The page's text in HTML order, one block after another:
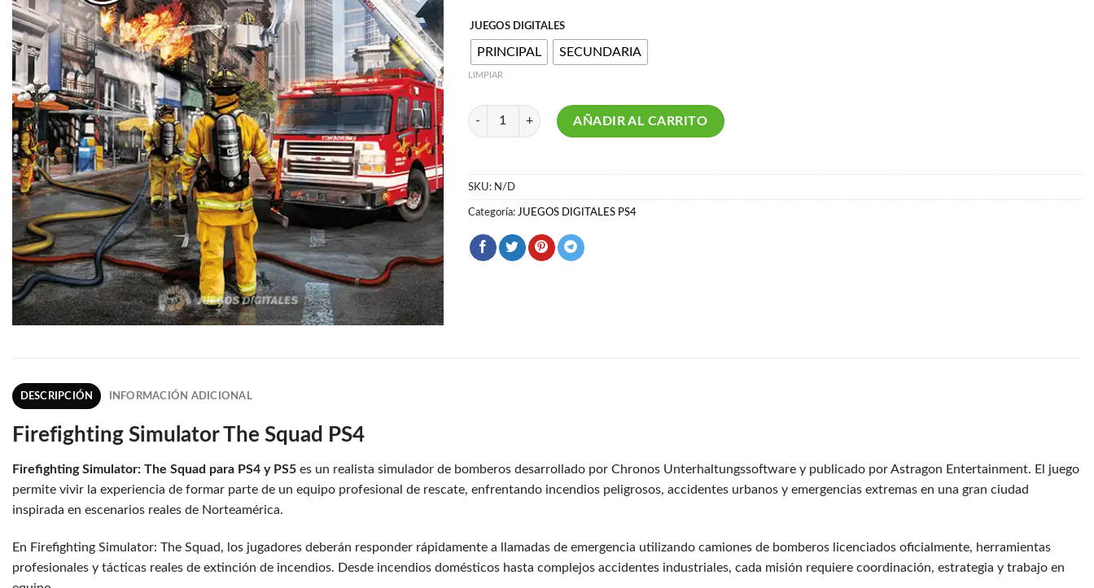
JUEGOS DIGITALES
PRINCIPAL SECUNDARIA
LIMPIAR
Firefighting Simulator The Squad PS4 cantidad
AÑADIR AL CARRITO
SKU: N/D
Categoría: JUEGOS DIGITALES PS4
DESCRIPCIÓN INFORMACIÓN ADICIONAL
Firefighting Simulator The Squad PS4
Firefighting Simulator: The Squad para PS4 y PS5 es un realista simulador de bomberos desarrollado por Chronos Unterhaltungssoftware y publicado por Astragon Entertainment. El juego
permite vivir la experiencia de formar parte de un equipo profesional de rescate, enfrentando incendios peligrosos, accidentes urbanos y emergencias extremas en una gran ciudad
inspirada en escenarios reales de Norteamérica.
En Firefighting Simulator: The Squad, los jugadores deberán responder rápidamente a llamadas de emergencia utilizando camiones de bomberos licenciados oficialmente, herramientas
profesionales y tácticas reales de extinción de incendios. Desde incendios domésticos hasta complejos accidentes industriales, cada misión requiere coordinación, estrategia y trabajo en